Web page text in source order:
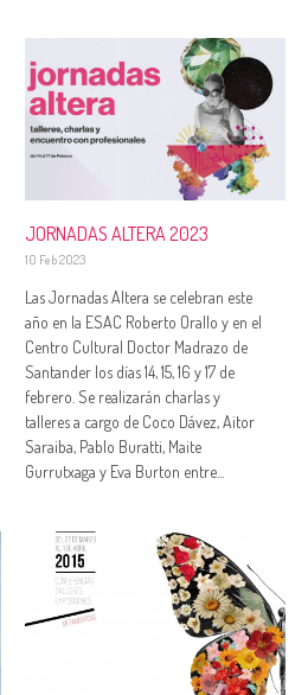
JORNADAS ALTERA 2023
10 Feb 2023
Las Jornadas Altera se celebran este
año en la ESAC Roberto Orallo y en el
Centro Cultural Doctor Madrazo de
Santander los días 14, 15, 16 y 17 de
febrero. Se realizarán charlas y
talleres a cargo de Coco Dávez, Aitor
Saraiba, Pablo Buratti, Maite
Gurrutxaga y Eva Burton entre...